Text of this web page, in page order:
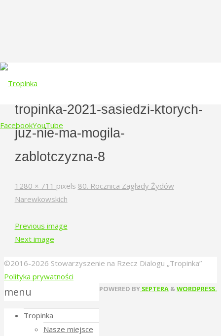
FacebookYouTube
tropinka-2021-sasiedzi-ktorych-
juz-nie-ma-mogila-
zablotczyzna-8
Full
size
1280 × 711 pixels 80. Rocznica Zagłady Żydów
Narewkowskich
Previous image
Next image
©2016-2026 Stowarzyszenie na Rzecz Dialogu „Tropinka”
Polityka prywatności
POWERED BY SEPTERA &WORDPRESS.
Back
Top
menu
Tropinka
Nasze miejsce